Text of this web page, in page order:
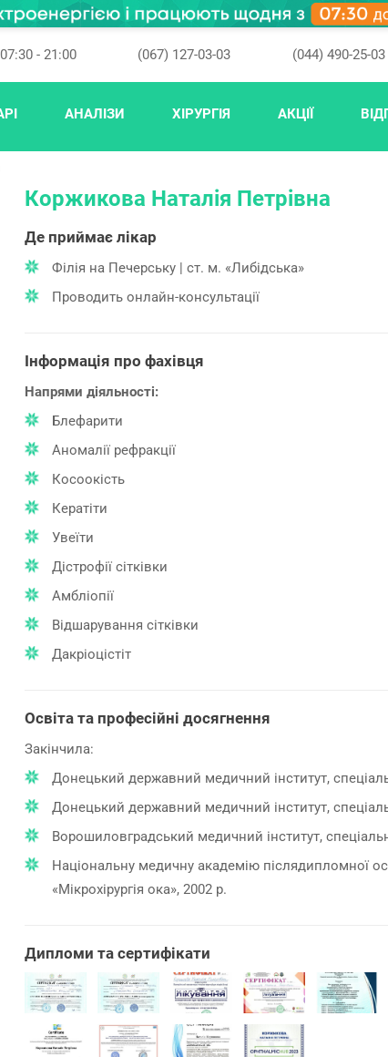
07:30 - 21:00 (067) 127-03-03 (044) 490-25-03
АНАЛІЗИ ХІРУРГІЯ АКЦІЇ
Коржикова Наталія Петрівна
Де приймає лікар
Філія на Печерську | ст. м. «Либідська»
Проводить онлайн-консультації
Інформація про фахівця
Напрями діяльності:
Блефарити
Аномалії рефракції
Косоокість
Кератіти
Увеїти
Дістрофії сітківки
Амбліопії
Відшарування сітківки
Дакріоцістіт
Освіта та професійні досягнення
Закінчила:
Донецький державний медичний інститут,
Донецький державний медичний інститут,
Ворошиловградський медичний інститут,
Національну медичну академію післядипломної
«Мікрохірургія ока», 2002 р.
Дипломи та сертифікати